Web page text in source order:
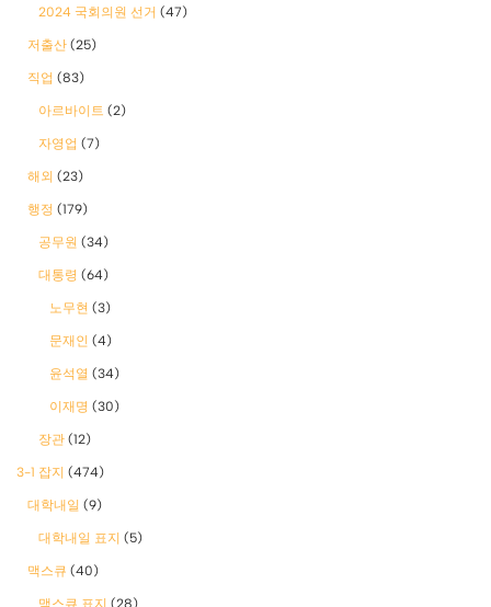
2024 국회의원 선거 (47)
저출산 (25)
직업 (83)
아르바이트 (2)
자영업 (7)
해외 (23)
행정 (179)
공무원 (34)
대통령 (64)
노무현 (3)
문재인 (4)
윤석열 (34)
이재명 (30)
장관 (12)
3-1 잡지 (474)
대학내일 (9)
대학내일 표지 (5)
맥스큐 (40)
맥스큐 표지 (28)